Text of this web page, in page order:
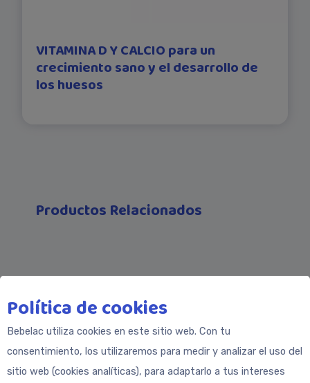
VITAMINA D Y CALCIO para un
crecimiento sano y el desarrollo de
los huesos
Productos Relacionados
Política de cookies
Bebelac utiliza cookies en este sitio web. Con tu
consentimiento, los utilizaremos para medir y analizar el uso del
sitio web (cookies analíticas), para adaptarlo a tus intereses